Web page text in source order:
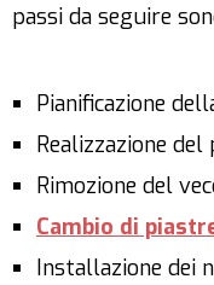
passi da seguire
Pianificazione
Realizzazione
Rimozione del
Cambio di
Installazione dei